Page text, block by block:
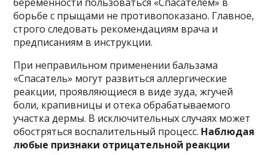
беременности пользоваться «Спасателем» в
борьбе с прыщами не противопоказано. Главное,
строго следовать рекомендациям врача и
предписаниям в инструкции.
При неправильном применении бальзама
«Спасатель» могут развиться аллергические
реакции, проявляющиеся в виде зуда, жгучей
боли, крапивницы и отека обрабатываемого
участка дермы. В исключительных случаях может
обостряться воспалительный процесс. Наблюдая
любые признаки отрицательной реакции